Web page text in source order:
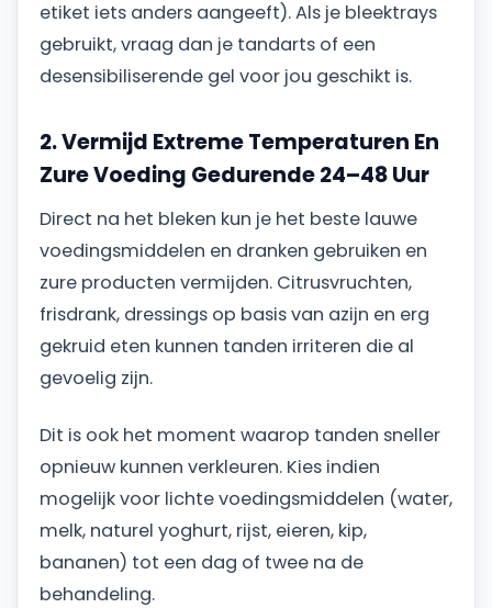
etiket iets anders aangeeft). Als je bleektrays
gebruikt, vraag dan je tandarts of een
desensibiliserende gel voor jou geschikt is.
2. Vermijd Extreme Temperaturen En
Zure Voeding Gedurende 24–48 Uur
Direct na het bleken kun je het beste lauwe
voedingsmiddelen en dranken gebruiken en
zure producten vermijden. Citrusvruchten,
frisdrank, dressings op basis van azijn en erg
gekruid eten kunnen tanden irriteren die al
gevoelig zijn.
Dit is ook het moment waarop tanden sneller
opnieuw kunnen verkleuren. Kies indien
mogelijk voor lichte voedingsmiddelen (water,
melk, naturel yoghurt, rijst, eieren, kip,
bananen) tot een dag of twee na de
behandeling.